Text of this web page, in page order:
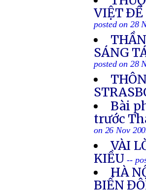
VIỆT ÐỀ
posted on 28
SÁNG
posted on 28
Bài
trước
on 26 Nov
VÀI
KIỀU--
HÀ
BIỂN